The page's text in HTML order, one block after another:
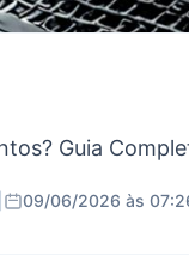
Guia
09/06/2026 às